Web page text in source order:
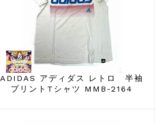
ADIDAS アディダス レトロ 半袖
プリントTシャツ MMB-2164